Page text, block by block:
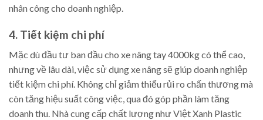
nhân công cho doanh nghiệp.
4. Tiết kiệm chi phí
Mặc dù đầu tư ban đầu cho xe nâng tay 4000kg có thể cao,
nhưng về lâu dài, việc sử dụng xe nâng sẽ giúp doanh nghiệp
tiết kiệm chi phí. Không chỉ giảm thiểu rủi ro chấn thương mà
còn tăng hiệu suất công việc, qua đó góp phần làm tăng
doanh thu. Nhà cung cấp chất lượng như Việt Xanh Plastic